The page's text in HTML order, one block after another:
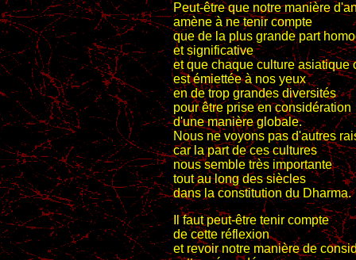
Peut-être que notre manière
amène à ne tenir compte
que de la plus grande part
et significative
et que chaque culture asiatique
est émiettée à nos yeux
en de trop grandes diversités
pour être prise en considération
d'une manière globale.
Nous ne voyons pas d'autres
car la part de ces cultures
nous semble très importante
tout au long des siècles
dans la constitution du Dharma.
Il faut peut-être tenir compte
de cette réflexion
et revoir notre manière de